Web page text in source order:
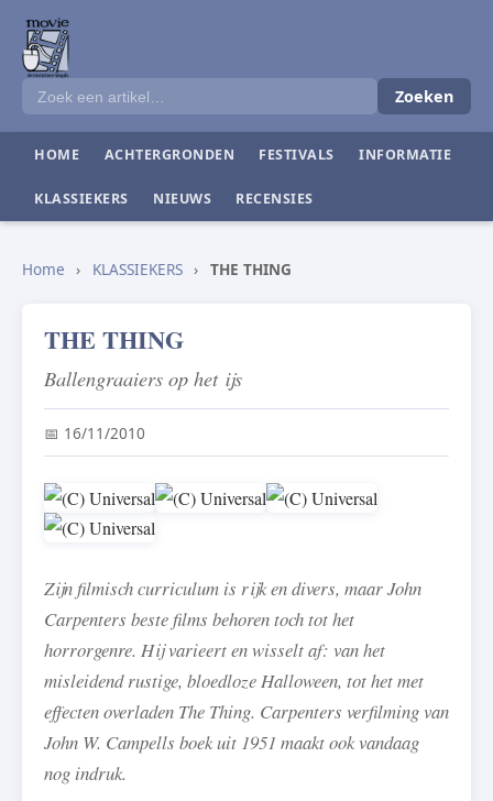
Zoeken
HOME ACHTERGRONDEN FESTIVALS INFORMATIE
KLASSIEKERS NIEUWS RECENSIES
Home › KLASSIEKERS › THE THING
THE THING
Ballengraaiers op het ijs
📅 16/11/2010
Zijn filmisch curriculum is rijk en divers, maar John
Carpenters beste films behoren toch tot het
horrorgenre. Hij varieert en wisselt af: van het
misleidend rustige, bloedloze Halloween, tot het met
effecten overladen The Thing. Carpenters verfilming van
John W. Campells boek uit 1951 maakt ook vandaag
nog indruk.